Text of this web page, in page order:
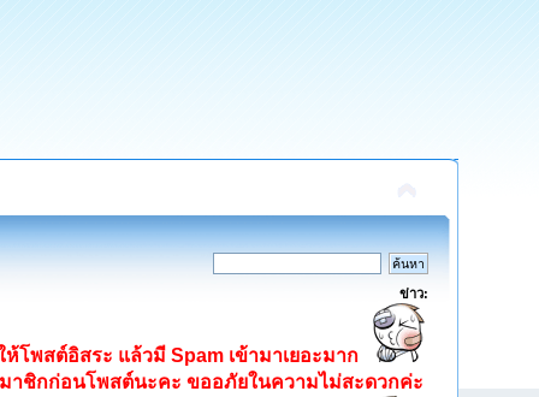
ข่าว:
ห้โพสต์อิสระ แล้วมี Spam เข้ามาเยอะมาก
าชิกก่อนโพสต์นะคะ ขออภัยในความไม่สะดวกค่ะ